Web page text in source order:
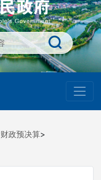
财政预决算>